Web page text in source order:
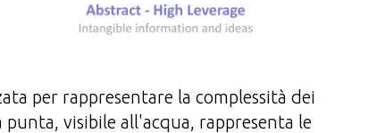
per rappresentare la complessità dei
visibile all'acqua, rappresenta le